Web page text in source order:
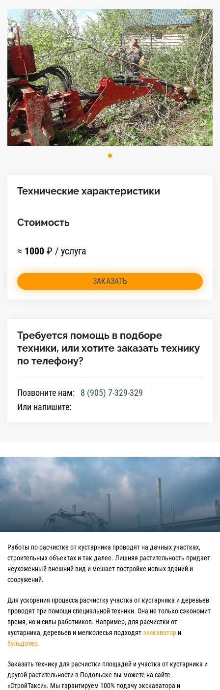
Технические характеристики
Стоимость
≈ 1000 ₽ / услуга
ЗАКАЗАТЬ
Требуется помощь в подборе
техники, или хотите заказать технику
по телефону?
Позвоните нам:
8 (905) 7-329-329
Или напишите:
Работы по расчистке от кустарника проводят на дачных участках,
строительных объектах и так далее. Лишняя растительность придает
неухоженный внешний вид и мешает постройке новых зданий и
сооружений.
Для ускорения процесса расчистку участка от кустарника и деревьев
проводят при помощи специальной техники. Она не только сэкономит
время, но и силы работников. Например, для расчистки от
кустарника, деревьев и мелколесья подходятэкскаватор и
бульдозер.
Заказать технику для расчистки площадей и участка от кустарника и
другой растительности в Подольске вы можете на сайте
«СтройТакси». Мы гарантируем 100% подачу экскаватора и